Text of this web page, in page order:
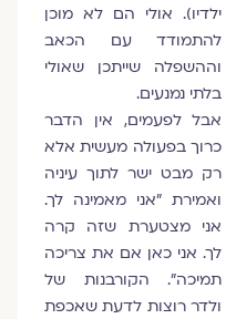
ילדיו). אולי הם לא מוכן
להתמודד עם הכאב
וההשפלה שייתכן שאולי
בלתי נמנעים.
אבל לפעמים, אין הדבר
כרוך בפעולה מעשית אלא
רק מבט ישר לתוך עיניה
ואמירת "אני מאמינה לך.
אני מצטערת שזה קרה
לך. אני כאן אם את צריכה
תמיכה". הקורבנות של
ולדר רוצות לדעת שאכפת